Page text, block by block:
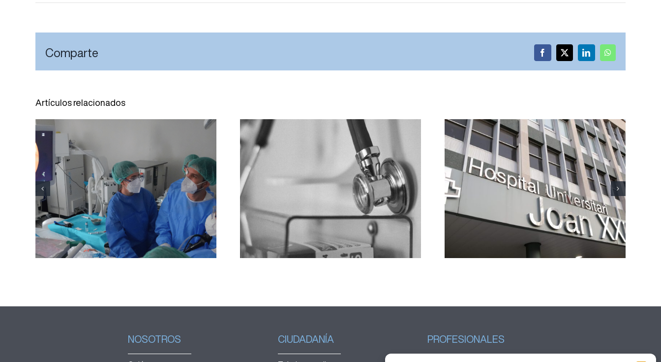
Comparte Facebook
X LinkedInWhatsApp
Artículos relacionados
El Hospital Joan XXIII
incorpora una técnica para
obtener muestras de teijido
pulmonar sin necesidad de
cirugía
El Hospital Joan XXIII realiza
el seguimiento de un centenar
de pacientes con síndrome
de Sjögren primario
Un modelo de atención
coordinada permite avanzar
en la eliminación de la
hepatitis C en el Camp de
Tarragona
NOSOTROS CIUDADANÍA PROFESIONALES